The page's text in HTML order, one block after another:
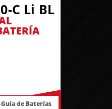
C Li BL
Guía de Baterías